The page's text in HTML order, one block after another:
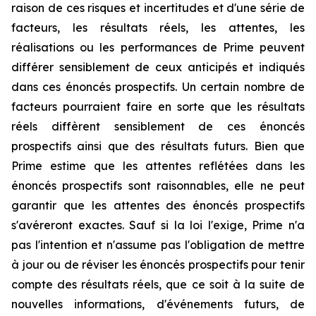
raison de ces risques et incertitudes et d'une série de
facteurs, les résultats réels, les attentes, les
réalisations ou les performances de Prime peuvent
différer sensiblement de ceux anticipés et indiqués
dans ces énoncés prospectifs. Un certain nombre de
facteurs pourraient faire en sorte que les résultats
réels diffèrent sensiblement de ces énoncés
prospectifs ainsi que des résultats futurs. Bien que
Prime estime que les attentes reflétées dans les
énoncés prospectifs sont raisonnables, elle ne peut
garantir que les attentes des énoncés prospectifs
s'avéreront exactes. Sauf si la loi l'exige, Prime n'a
pas l'intention et n'assume pas l'obligation de mettre
à jour ou de réviser les énoncés prospectifs pour tenir
compte des résultats réels, que ce soit à la suite de
nouvelles informations, d'événements futurs, de